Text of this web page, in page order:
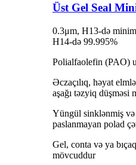
Üst Gel Seal
0.3μm, H13-də
H14-də 99.995%
Polialfaolefin (PAO)
Əczaçılıq, həyat
aşağı təzyiq
Yüngül sinklənmiş
paslanmayan polad
Gel, conta və ya
mövcuddur